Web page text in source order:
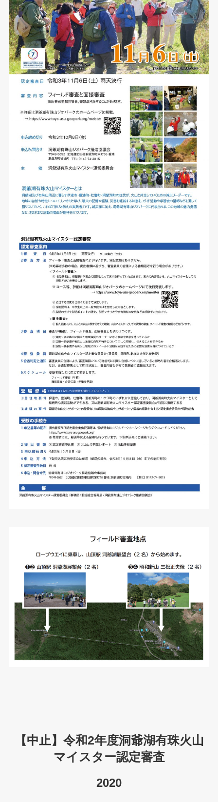
【中止】令和2年度洞爺湖有珠火山
マイスター認定審査
2020